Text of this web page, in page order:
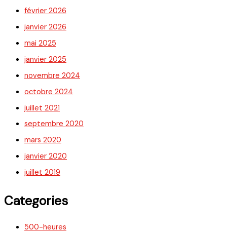
février 2026
janvier 2026
mai 2025
janvier 2025
novembre 2024
octobre 2024
juillet 2021
septembre 2020
mars 2020
janvier 2020
juillet 2019
Categories
500-heures